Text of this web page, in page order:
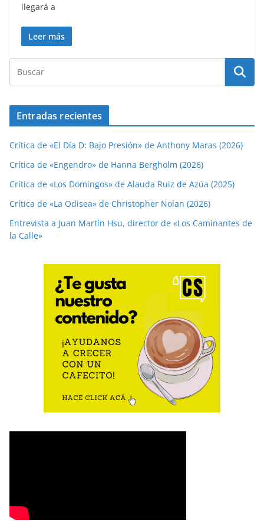
llegará a
Leer más
Entradas recientes
Crítica de «El Día D: Bajo Presión» de Anthony Maras (2026)
Crítica de «Engendro» de Hanna Bergholm (2026)
Crítica de «Los Domingos» de Alauda Ruiz de Azúa (2025)
Crítica de «La Odisea» de Christopher Nolan (2026)
Entrevista a Juan Martín Hsu, director de «Los Caminantes de
la Calle»